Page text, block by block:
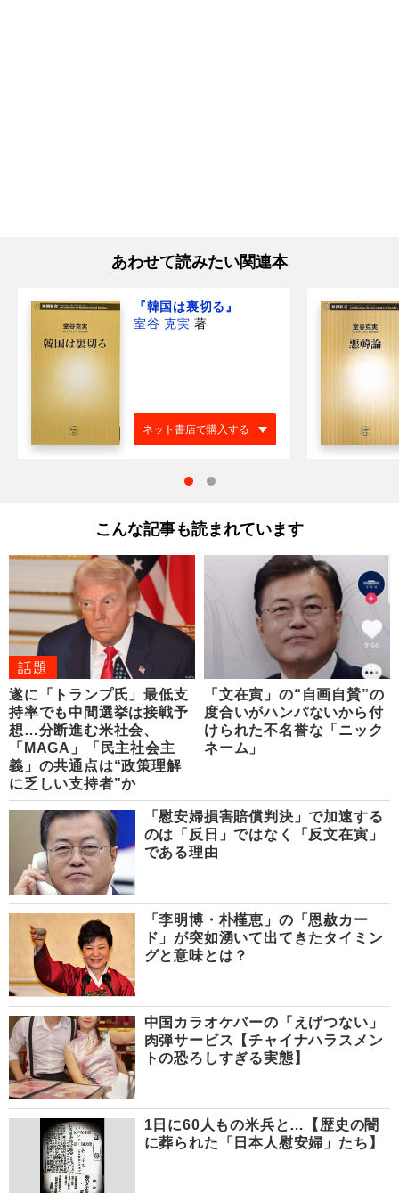
あわせて読みたい関連本
『韓国は裏切る』
室谷 克実 著
ネット書店で購入する
こんな記事も読まれています
話題
遂に「トランプ氏」最低支
持率でも中間選挙は接戦予
想…分断進む米社会、
「MAGA」「民主社会主
義」の共通点は“政策理解
に乏しい支持者”か
「文在寅」の“自画自賛”の
度合いがハンパないから付
けられた不名誉な「ニック
ネーム」
「慰安婦損害賠償判決」で加速する
のは「反日」ではなく「反文在寅」
である理由
「李明博・朴槿恵」の「恩赦カー
ド」が突如湧いて出てきたタイミン
グと意味とは？
中国カラオケバーの「えげつない」
肉弾サービス【チャイナハラスメン
トの恐ろしすぎる実態】
1日に60人もの米兵と…【歴史の闇
に葬られた「日本人慰安婦」たち】